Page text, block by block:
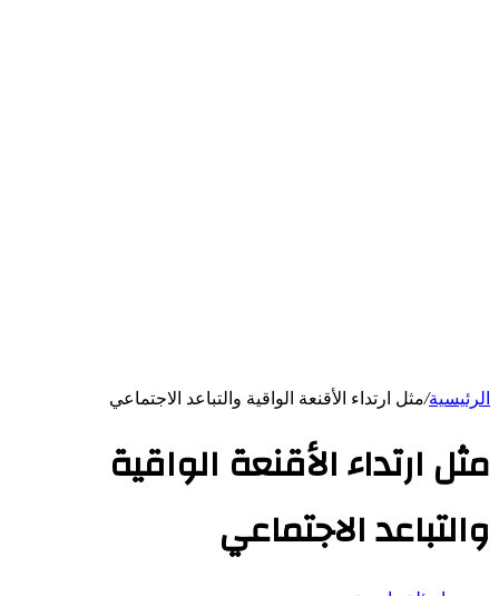
الرئيسية/مثل ارتداء الأقنعة الواقية والتباعد الاجتماعي
مثل ارتداء الأقنعة الواقية
والتباعد الاجتماعي